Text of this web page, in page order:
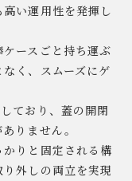
い運用性を発揮し
ースごと持ち運ぶ
く、スムーズにゲ
ており、蓋の開閉
りません。
りと固定される構
外しの両立を実現